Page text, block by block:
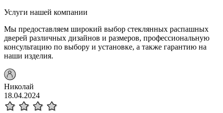
Услуги нашей компании
Мы предоставляем широкий выбор стеклянных распашных
дверей различных дизайнов и размеров, профессиональную
консультацию по выбору и установке, а также гарантию на
наши изделия.
Николай
18.04.2024